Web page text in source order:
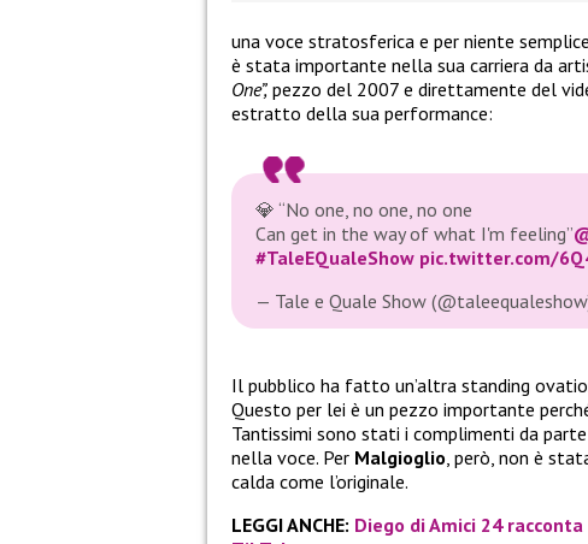
una voce stratosferica e per niente
è stata importante nella sua carriera da
One”, pezzo del 2007 e direttamente del
estratto della sua performance:
💎 “No one, no one, no one
Can get in the way of what I'm feeling”
#TaleEQualeShow pic.twitter.com/
— Tale e Quale Show
Il pubblico ha fatto un’altra standing
Questo per lei è un pezzo importante
Tantissimi sono stati i complimenti da
nella voce. Per Malgioglio , però, non è
calda come l’originale.
LEGGI ANCHE: Diego di Amici 24